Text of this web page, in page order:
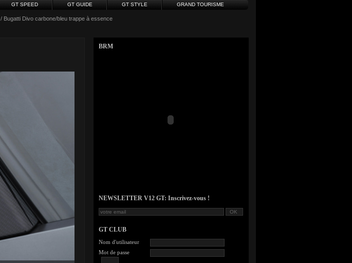
GT SPEED GT GUIDE GT STYLE GRAND TOURISME
/ Bugatti Divo carbone/bleu trappe à essence
BRM
NEWSLETTER V12 GT: Inscrivez-vous !
GT CLUB
Nom d'utilisateur
Mot de passe